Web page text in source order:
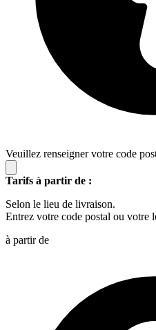
Veuillez renseigner votre code
Tarifs à partir de :
Selon le lieu de livraison.
Entrez votre code postal ou votre
à partir de